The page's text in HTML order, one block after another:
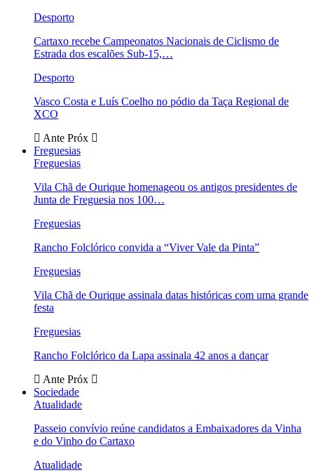
Desporto
Cartaxo recebe Campeonatos Nacionais de Ciclismo de
Estrada dos escalões Sub-15,…
Desporto
Vasco Costa e Luís Coelho no pódio da Taça Regional de
XCO
Ante Próx
Freguesias
Freguesias
Vila Chã de Ourique homenageou os antigos presidentes de
Junta de Freguesia nos 100…
Freguesias
Rancho Folclórico convida a “Viver Vale da Pinta”
Freguesias
Vila Chã de Ourique assinala datas históricas com uma grande
festa
Freguesias
Rancho Folclórico da Lapa assinala 42 anos a dançar
Ante Próx
Sociedade
Atualidade
Passeio convívio reúne candidatos a Embaixadores da Vinha
e do Vinho do Cartaxo
Atualidade